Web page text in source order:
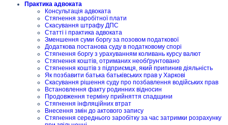
Практика адвоката
Консультація адвоката
Стягнення заробітної плати
Скасування штрафу ДПС
Статті і практика адвоката
Зменшення суми боргу за позовом податкової
Додаткова постанова суду в податковому спорі
Стягнення боргу з урахуванням коливань курсу валют
Стягнення коштів, отриманих необґрунтовано
Стягнення коштів з підприємця, який припинив діяльність
Як позбавити батька батьківських прав у Харкові
Скасування рішення суду про позбавлення водійських прав
Встановлення факту родинних відносин
Продовження терміну прийняття спадщини
Стягнення інфляційних втрат
Внесення змін до актового запису
Стягнення середнього заробітку за час затримки розрахунку